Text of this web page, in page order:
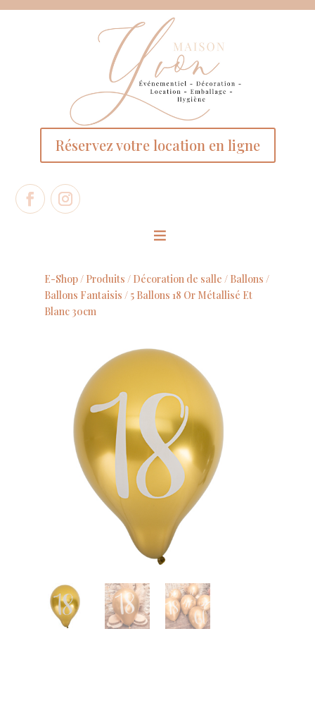
Réservez votre location en ligne
E-Shop / Produits / Décoration de salle / Ballons /
Ballons Fantaisis / 5 Ballons 18 Or Métallisé Et
Blanc 30cm
Panneau de gestion des cookies